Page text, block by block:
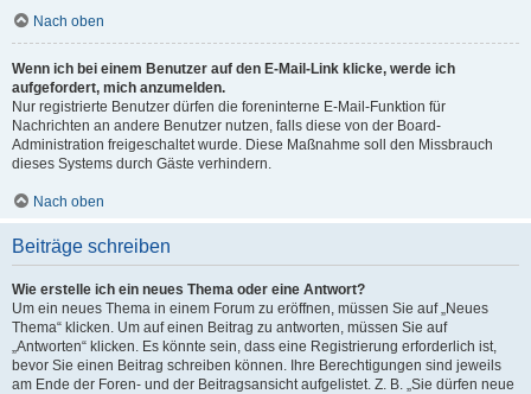
Nach oben
Wenn ich bei einem Benutzer auf den E-Mail-Link klicke, werde ich
aufgefordert, mich anzumelden.
Nur registrierte Benutzer dürfen die foreninterne E-Mail-Funktion für
Nachrichten an andere Benutzer nutzen, falls diese von der Board-
Administration freigeschaltet wurde. Diese Maßnahme soll den Missbrauch
dieses Systems durch Gäste verhindern.
Nach oben
Beiträge schreiben
Wie erstelle ich ein neues Thema oder eine Antwort?
Um ein neues Thema in einem Forum zu eröffnen, müssen Sie auf „Neues
Thema“ klicken. Um auf einen Beitrag zu antworten, müssen Sie auf
„Antworten“ klicken. Es könnte sein, dass eine Registrierung erforderlich ist,
bevor Sie einen Beitrag schreiben können. Ihre Berechtigungen sind jeweils
am Ende der Foren- und der Beitragsansicht aufgelistet. Z. B. „Sie dürfen neue